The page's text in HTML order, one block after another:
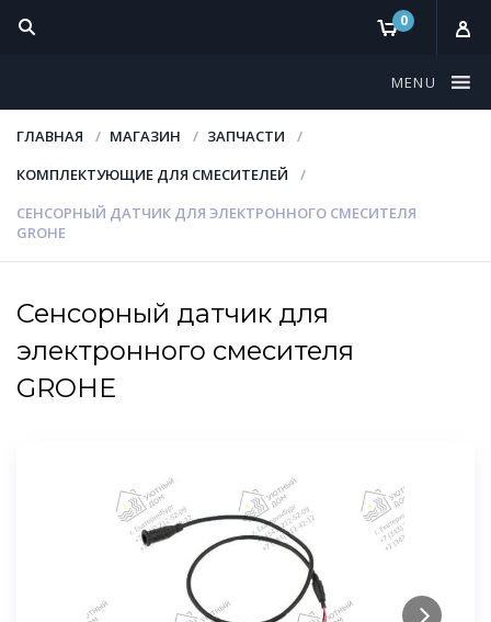
0
MENU
ГЛАВНАЯ МАГАЗИН
ЗАПЧАСТИ
КОМПЛЕКТУЮЩИЕ ДЛЯ СМЕСИТЕЛЕЙ
СЕНСОРНЫЙ ДАТЧИК ДЛЯ ЭЛЕКТРОННОГО СМЕСИТЕЛЯ
GROHE
Сенсорный датчик для
электронного смесителя
GROHE